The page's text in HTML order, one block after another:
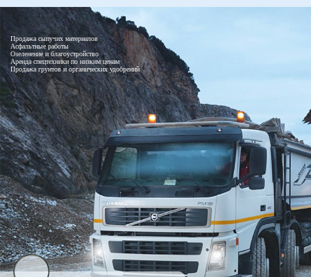
Продажа сыпучих материалов
Асфальтные работы
Озеленение и благоустройство
Аренда спецтехники по низким ценам
Продажа грунтов и органических удобрений